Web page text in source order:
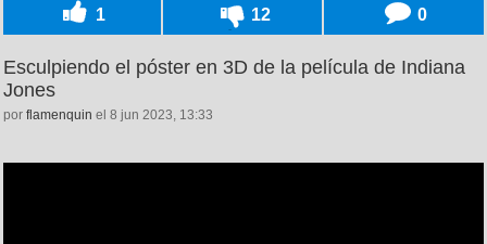
1 12 0
Esculpiendo el póster en 3D de la película de Indiana
Jones
por flamenquin el 8 jun 2023, 13:33